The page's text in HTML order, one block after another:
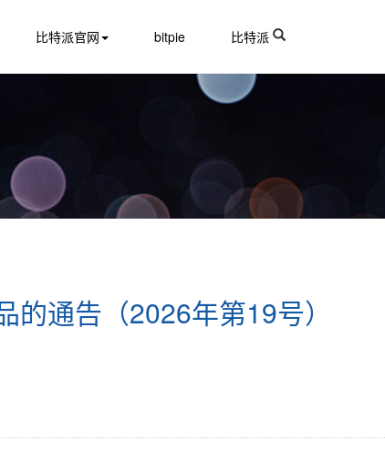
比特派官网 bitpie 比特派
通告（2026年第19号）